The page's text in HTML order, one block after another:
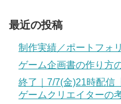
最近の投稿
制作実績／ポートフォ
ゲーム企画書の作り方
終了｜7/7(金)21時配信
ゲームクリエイターの